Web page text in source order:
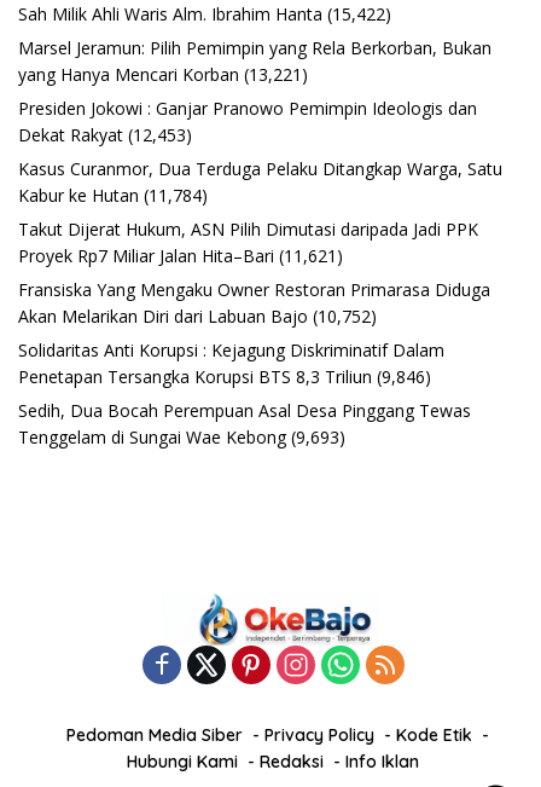
Sah Milik Ahli Waris Alm. Ibrahim Hanta (15,422)
Marsel Jeramun: Pilih Pemimpin yang Rela Berkorban, Bukan
yang Hanya Mencari Korban (13,221)
Presiden Jokowi : Ganjar Pranowo Pemimpin Ideologis dan
Dekat Rakyat (12,453)
Kasus Curanmor, Dua Terduga Pelaku Ditangkap Warga, Satu
Kabur ke Hutan (11,784)
Takut Dijerat Hukum, ASN Pilih Dimutasi daripada Jadi PPK
Proyek Rp7 Miliar Jalan Hita–Bari (11,621)
Fransiska Yang Mengaku Owner Restoran Primarasa Diduga
Akan Melarikan Diri dari Labuan Bajo (10,752)
Solidaritas Anti Korupsi : Kejagung Diskriminatif Dalam
Penetapan Tersangka Korupsi BTS 8,3 Triliun (9,846)
Sedih, Dua Bocah Perempuan Asal Desa Pinggang Tewas
Tenggelam di Sungai Wae Kebong (9,693)
Pedoman Media Siber Privacy Policy
Kode Etik
Hubungi Kami
Redaksi
Info Iklan